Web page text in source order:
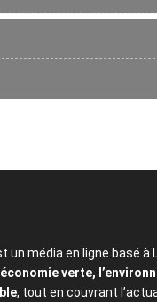
un média en ligne basé à
verte,
, tout en couvrant